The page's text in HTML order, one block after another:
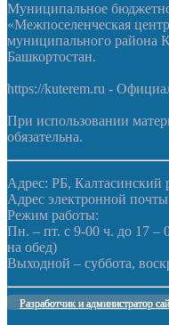
Муниципальное
«Межпоселенческая
муниципального района
Башкортостан.
https://kuterem.ru -
При использовании
обязательна.
Адрес: РБ, Калтасинский
Адрес электронной
Режим работы:
Пн. – пт. с 9-00 ч. до 17 –
на обед)
Выходной – суббота,
Разработчик и администратор